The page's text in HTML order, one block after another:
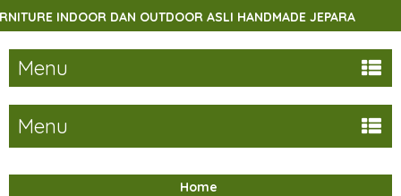
INDOOR DAN OUTDOOR ASLI HANDMADE JEPARA
Menu
Menu
Home